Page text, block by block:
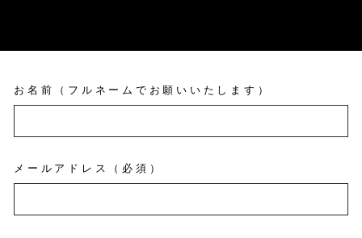
お名前（フルネームでお願いいたします）
メールアドレス（必須）